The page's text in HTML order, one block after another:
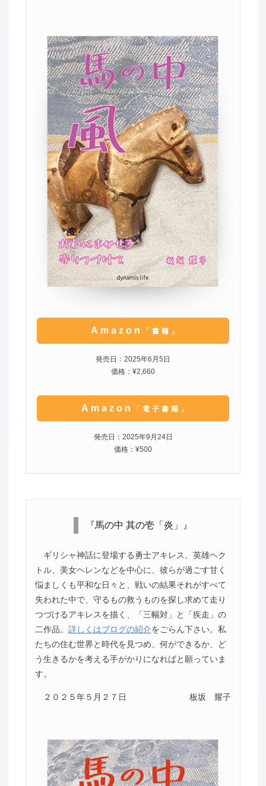
Amazon 「書籍」
発売日：2025年6月5日
価格：¥2,660
Amazon 「電子書籍」
発売日：2025年9月24日
価格：¥500
『馬の中 其の壱「炎」』
ギリシャ神話に登場する勇士アキレス、英雄ヘク
トル、美女ヘレンなどを中心に、彼らが過ごす甘く
悩ましくも平和な日々と、戦いの結果それがすべて
失われた中で、守るもの救うものを探し求めて走り
つづけるアキレスを描く、「三幅対」と「疾走」の
二作品。 詳しくはブログの紹介をごらん下さい。私
たちの住む世界と時代を見つめ、何ができるか、ど
う生きるかを考える手がかりになればと願っていま
す。
２０２５年５月２７日 板坂 耀子